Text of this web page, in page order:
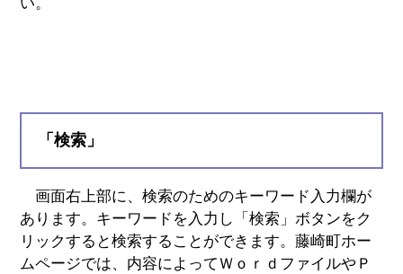
「検索」
画面右上部に、検索のためのキーワード入力欄が
あります。キーワードを入力し「検索」ボタンをク
リックすると検索することができます。藤崎町ホー
ムページでは、内容によってＷｏｒｄファイルやＰ